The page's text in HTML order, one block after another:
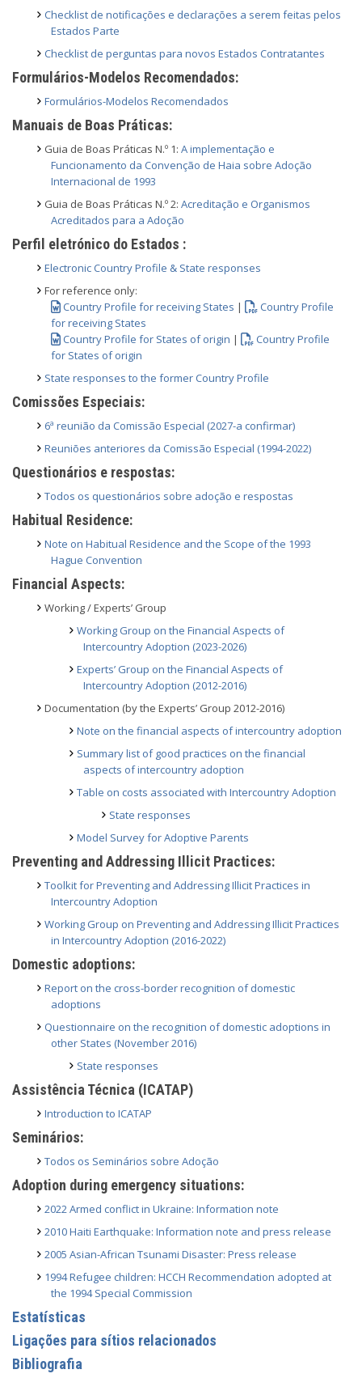
Checklist de notificações e declarações a serem feitas pelos
Estados Parte
Checklist de perguntas para novos Estados Contratantes
Formulários-Modelos Recomendados:
Formulários-Modelos Recomendados
Manuais de Boas Práticas:
Guia de Boas Práticas N.º 1: A implementação e
Funcionamento da Convenção de Haia sobre Adoção
Internacional de 1993
Guia de Boas Práticas N.º 2: Acreditação e Organismos
Acreditados para a Adoção
Perfil eletrónico do Estados :
Electronic Country Profile & State responses
For reference only:
Country Profile for receiving States |
Country Profile
for receiving States
Country Profile for States of origin |
Country Profile
for States of origin
State responses to the former Country Profile
Comissões Especiais:
6ª reunião da Comissão Especial (2027-a confirmar)
Reuniões anteriores da Comissão Especial (1994-2022)
Questionários e respostas:
Todos os questionários sobre adoção e respostas
Habitual Residence:
Note on Habitual Residence and the Scope of the 1993
Hague Convention
Financial Aspects:
Working / Experts’ Group
Working Group on the Financial Aspects of
Intercountry Adoption (2023-2026)
Experts’ Group on the Financial Aspects of
Intercountry Adoption (2012-2016)
Documentation (by the Experts’ Group 2012-2016)
Note on the financial aspects of intercountry adoption
Summary list of good practices on the financial
aspects of intercountry adoption
Table on costs associated with Intercountry Adoption
State responses
Model Survey for Adoptive Parents
Preventing and Addressing Illicit Practices:
Toolkit for Preventing and Addressing Illicit Practices in
Intercountry Adoption
Working Group on Preventing and Addressing Illicit Practices
in Intercountry Adoption (2016-2022)
Domestic adoptions:
Report on the cross-border recognition of domestic
adoptions
Questionnaire on the recognition of domestic adoptions in
other States (November 2016)
State responses
Assistência Técnica (ICATAP)
Introduction to ICATAP
Seminários:
Todos os Seminários sobre Adoção
Adoption during emergency situations:
2022 Armed conflict in Ukraine: Information note
2010 Haiti Earthquake: Information note and press release
2005 Asian-African Tsunami Disaster: Press release
1994 Refugee children: HCCH Recommendation adopted at
the 1994 Special Commission
Estatísticas
Ligações para sítios relacionados
Bibliografia